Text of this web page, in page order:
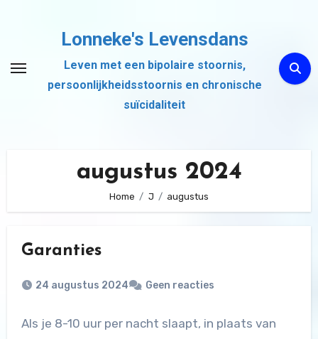
inhoud
Lonneke's Levensdans
Leven met een bipolaire stoornis,
persoonlijkheidsstoornis en chronische
suïcidaliteit
augustus 2024
Home J augustus
Garanties
24 augustus 2024 Geen reacties
Als je 8-10 uur per nacht slaapt, in plaats van